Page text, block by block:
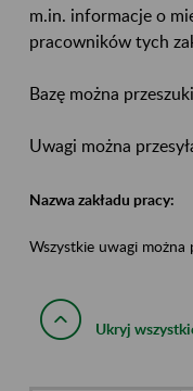
m.in. informacje o
pracowników tych
Bazę można
Uwagi można
Nazwa zakładu pracy:
Wszystkie uwagi można
Ukryj